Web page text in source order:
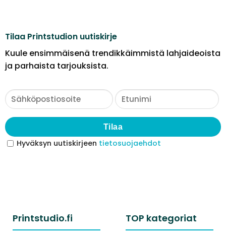
Tilaa Printstudion uutiskirje
Kuule ensimmäisenä trendikkäimmistä lahjaideoista
ja parhaista tarjouksista.
Tilaa
Hyväksyn uutiskirjeen tietosuojaehdot
Printstudio.fi TOP kategoriat